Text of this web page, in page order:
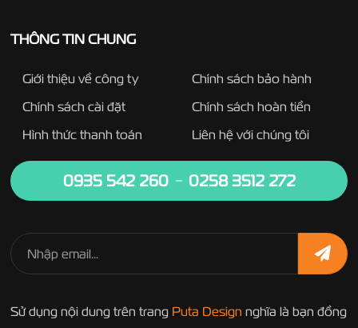
THÔNG TIN CHUNG
Giới thiệu về công ty
Chính sách bảo hành
Chính sách cài đặt
Chính sách hoàn tiền
Hình thức thanh toán
Liên hệ với chúng tôi
0935 542 260 0258 3512 272
Sử dụng nội dung trên trang Puta Design nghĩa là bạn đồng